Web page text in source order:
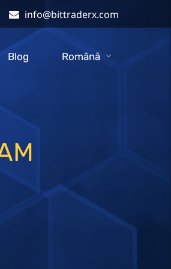
info@bittraderx.com
Blog Română